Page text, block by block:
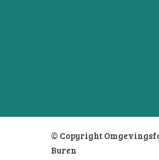
© Copyright
Buren